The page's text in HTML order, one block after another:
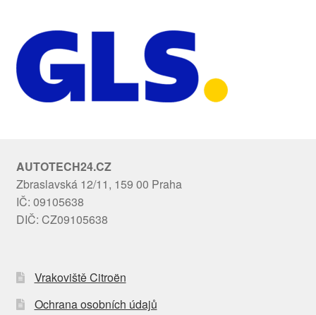
AUTOTECH24.CZ
Zbraslavská 12/11, 159 00 Praha
IČ: 09105638
DIČ: CZ09105638
Vrakoviště Citroën
Ochrana osobních údajů